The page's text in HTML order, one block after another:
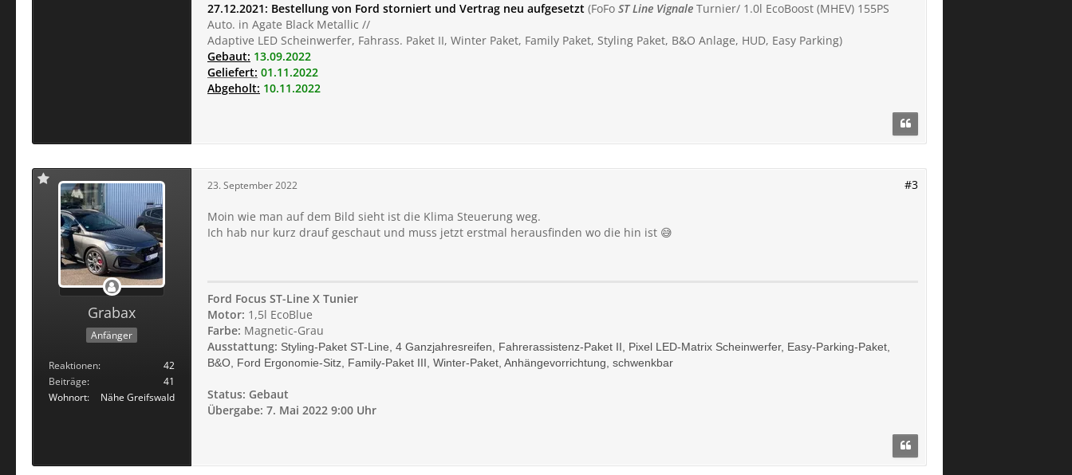
27.12.2021: Bestellung von Ford storniert und Vertrag neu aufgesetzt (FoFo ST Line Vignale Turnier/ 1.0l EcoBoost (MHEV) 155PS
Auto. in Agate Black Metallic //
Adaptive LED Scheinwerfer, Fahrass. Paket II, Winter Paket, Family Paket, Styling Paket, B&O Anlage, HUD, Easy Parking)
Gebaut: 13.09.2022
Geliefert: 01.11.2022
Abgeholt: 10.11.2022
Grabax
Anfänger
Reaktionen
42
Beiträge
41
Wohnort
Nähe Greifswald
23. September 2022 #3
Moin wie man auf dem Bild sieht ist die Klima Steuerung weg.
Ich hab nur kurz drauf geschaut und muss jetzt erstmal herausfinden wo die hin ist 😅
Ford Focus ST-Line X Tunier
Motor: 1,5l EcoBlue
Farbe: Magnetic-Grau
Ausstattung: Styling-Paket ST-Line, 4 Ganzjahresreifen, Fahrerassistenz-Paket II, Pixel LED-Matrix Scheinwerfer, Easy-Parking-Paket,
B&O, Ford Ergonomie-Sitz, Family-Paket III, Winter-Paket, Anhängevorrichtung, schwenkbar
Status: Gebaut
Übergabe: 7. Mai 2022 9:00 Uhr